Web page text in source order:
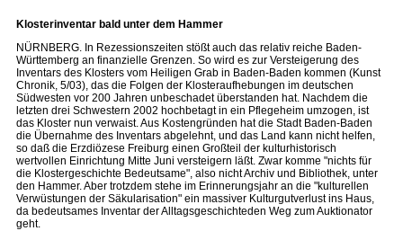
Klosterinventar bald unter dem Hammer
NÜRNBERG. In Rezessionszeiten stößt auch das relativ reiche Baden-
Württemberg an finanzielle Grenzen. So wird es zur Versteigerung des
Inventars des Klosters vom Heiligen Grab in Baden-Baden kommen (Kunst
Chronik, 5/03), das die Folgen der Klosteraufhebungen im deutschen
Südwesten vor 200 Jahren unbeschadet überstanden hat. Nachdem die
letzten drei Schwestern 2002 hochbetagt in ein Pflegeheim umzogen, ist
das Kloster nun verwaist. Aus Kostengründen hat die Stadt Baden-Baden
die Übernahme des Inventars abgelehnt, und das Land kann nicht helfen,
so daß die Erzdiözese Freiburg einen Großteil der kulturhistorisch
wertvollen Einrichtung Mitte Juni versteigern läßt. Zwar komme "nichts für
die Klostergeschichte Bedeutsame", also nicht Archiv und Bibliothek, unter
den Hammer. Aber trotzdem stehe im Erinnerungsjahr an die "kulturellen
Verwüstungen der Säkularisation" ein massiver Kulturgutverlust ins Haus,
da bedeutsames Inventar der Alltagsgeschichteden Weg zum Auktionator
geht.